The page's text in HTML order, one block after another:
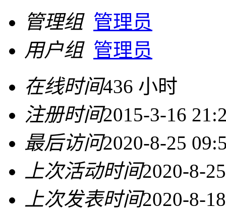
管理组 管理员
用户组 管理员
在线时间436 小时
注册时间2015-3-16
最后访问2020-8-25
上次活动时间2020-8-
上次发表时间2020-8-